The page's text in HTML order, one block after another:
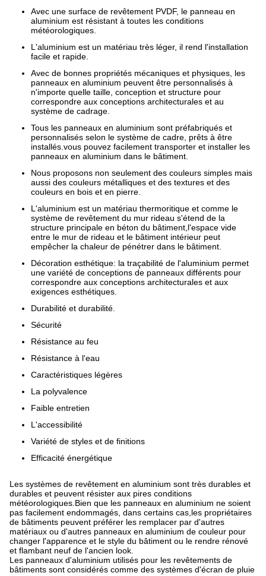
Avec une surface de revêtement PVDF, le panneau en
aluminium est résistant à toutes les conditions
météorologiques.
L'aluminium est un matériau très léger, il rend l'installation
facile et rapide.
Avec de bonnes propriétés mécaniques et physiques, les
panneaux en aluminium peuvent être personnalisés à
n'importe quelle taille, conception et structure pour
correspondre aux conceptions architecturales et au
système de cadrage.
Tous les panneaux en aluminium sont préfabriqués et
personnalisés selon le système de cadre, prêts à être
installés.vous pouvez facilement transporter et installer les
panneaux en aluminium dans le bâtiment.
Nous proposons non seulement des couleurs simples mais
aussi des couleurs métalliques et des textures et des
couleurs en bois et en pierre.
L'aluminium est un matériau thermoritique et comme le
système de revêtement du mur rideau s'étend de la
structure principale en béton du bâtiment,l'espace vide
entre le mur de rideau et le bâtiment intérieur peut
empêcher la chaleur de pénétrer dans le bâtiment.
Décoration esthétique: la traçabilité de l'aluminium permet
une variété de conceptions de panneaux différents pour
correspondre aux conceptions architecturales et aux
exigences esthétiques.
Durabilité et durabilité.
Sécurité
Résistance au feu
Résistance à l'eau
Caractéristiques légères
La polyvalence
Faible entretien
L'accessibilité
Variété de styles et de finitions
Efficacité énergétique
Les systèmes de revêtement en aluminium sont très durables et
durables et peuvent résister aux pires conditions
météorologiques.Bien que les panneaux en aluminium ne soient
pas facilement endommagés, dans certains cas,les propriétaires
de bâtiments peuvent préférer les remplacer par d'autres
matériaux ou d'autres panneaux en aluminium de couleur pour
changer l'apparence et le style du bâtiment ou le rendre rénové
et flambant neuf de l'ancien look.
Les panneaux d'aluminium utilisés pour les revêtements de
bâtiments sont considérés comme des systèmes d'écran de pluie